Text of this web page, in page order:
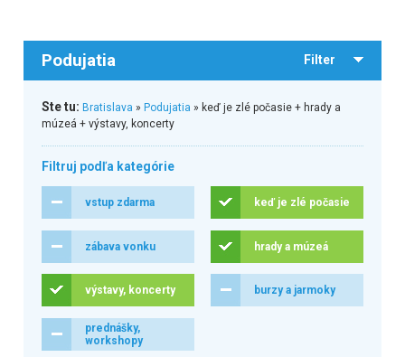
Podujatia Filter
Ste tu: Bratislava » Podujatia » keď je zlé počasie + hrady a
múzeá + výstavy, koncerty
Filtruj podľa kategórie
vstup zdarma keď je zlé počasie
zábava vonku hrady a múzeá
výstavy, koncerty burzy a jarmoky
prednášky,
workshopy